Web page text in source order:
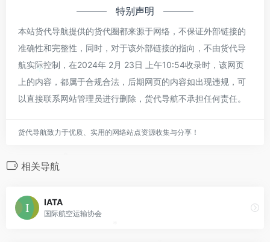
特别声明
本站货代导航提供的货代圈都来源于网络，不保证外部链接的
准确性和完整性，同时，对于该外部链接的指向，不由货代导
航实际控制，在2024年 2月 23日 上午10:54收录时，该网页
上的内容，都属于合规合法，后期网页的内容如出现违规，可
以直接联系网站管理员进行删除，货代导航不承担任何责任。
货代导航致力于优质、实用的网络站点资源收集与分享！
相关导航
IATA
国际航空运输协会
*
*